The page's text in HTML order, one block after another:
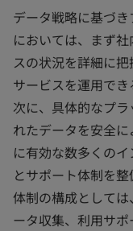
データ戦略に基づ
においては、まず
スの状況を詳細に
サービスを運用でき
次に、具体的なプ
れたデータを安全
に有効な数多くの
とサポート体制を
体制の構成として
ータ収集、利用サ